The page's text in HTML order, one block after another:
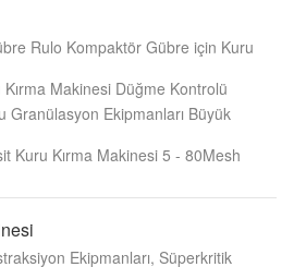
Rulo Kompaktör Gübre için Kuru
Makinesi Düğme Kontrolü
Granülasyon Ekipmanları Büyük
Kuru Kırma Makinesi 5 - 80Mesh
Ekipmanları, Süperkritik